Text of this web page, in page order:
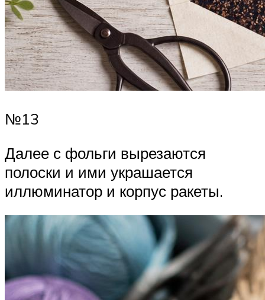
№13
Далее с фольги вырезаются
полоски и ими украшается
иллюминатор и корпус ракеты.